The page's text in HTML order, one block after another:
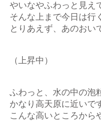
やいなやふわっと見え
そんな上まで今日は行
とりあえず、あのおい
（上昇中）
ふわっと、水の中の泡
かなり高天原に近いで
こんな高いところから